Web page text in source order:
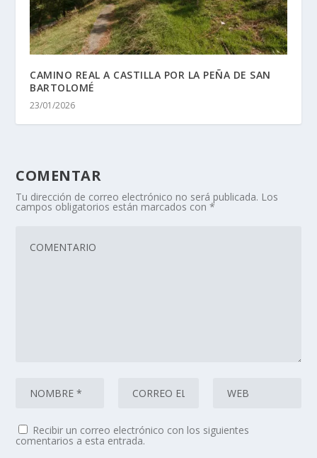
CAMINO REAL A CASTILLA POR LA PEÑA DE SAN
BARTOLOMÉ
23/01/2026
COMENTAR
Tu dirección de correo electrónico no será publicada. Los
campos obligatorios están marcados con*
Recibir un correo electrónico con los siguientes
comentarios a esta entrada.